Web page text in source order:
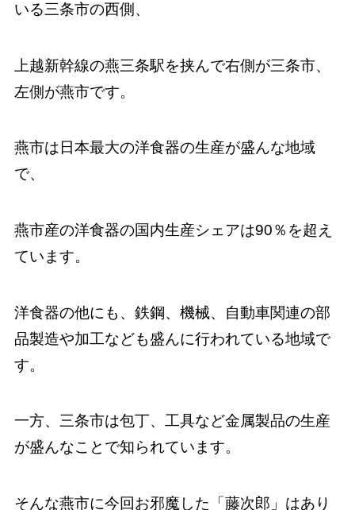
いる三条市の西側、
上越新幹線の燕三条駅を挟んで右側が三条市、
左側が燕市です。
燕市は日本最大の洋食器の生産が盛んな地域
で、
燕市産の洋食器の国内生産シェアは90％を超え
ています。
洋食器の他にも、鉄鋼、機械、自動車関連の部
品製造や加工なども盛んに行われている地域で
す。
一方、三条市は包丁、工具など金属製品の生産
が盛んなことで知られています。
そんな燕市に今回お邪魔した「藤次郎」はあり